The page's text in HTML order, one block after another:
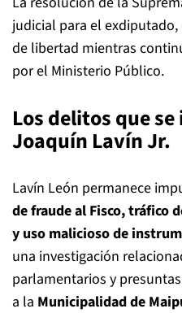
judicial para el
de libertad mientras
por el Ministerio Público.
Los delitos que
Joaquín Lavín Jr.
Lavín León permanece
de fraude al Fisco, tráfico
y uso malicioso de
una investigación
parlamentarios y
a la Municipalidad de